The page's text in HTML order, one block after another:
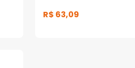
R$ 63,09